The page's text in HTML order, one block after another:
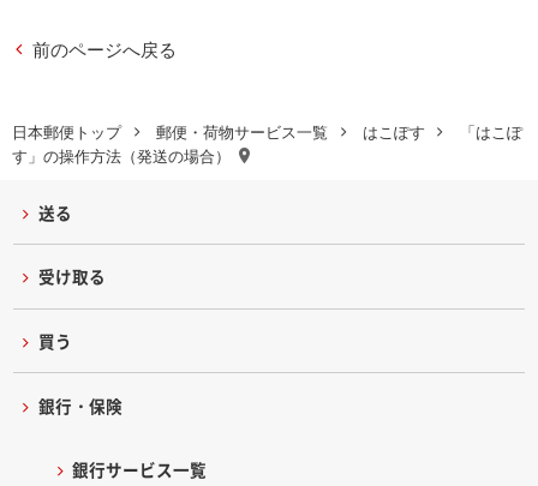
日本郵便トップ 郵便・荷物サービス一覧 はこぽす
「はこぽ
す」の操作方法（発送の場合）
リーマート公式サイト
前のページへ戻る
送る
受け取る
買う
銀行・保険
銀行サービス一覧